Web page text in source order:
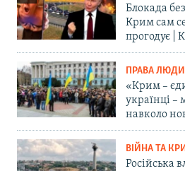
Блокада
Крим сам
прогодує |
ПРАВА
«Крим –
українці –
навколо
ВІЙНА ТА
Російська